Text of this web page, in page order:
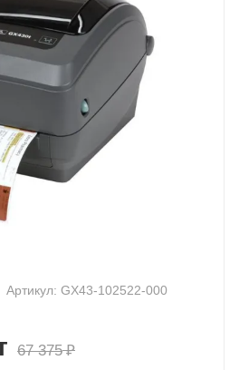
Артикул: GX43-102522-000
67 375₽